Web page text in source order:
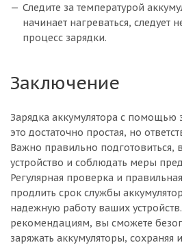
Следите за температурой
начинает нагреваться, следует
процесс зарядки.
Заключение
Зарядка аккумулятора с помощью
это достаточно простая, но
Важно правильно подготовиться,
устройство и соблюдать меры
Регулярная проверка и
продлить срок службы
надежную работу ваших
рекомендациям, вы сможете
заряжать аккумуляторы, сохраняя